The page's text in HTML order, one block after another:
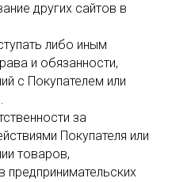
других сайтов в
либо иным
и обязанности,
с Покупателем или
за
Покупателя или
товаров,
предпринимательских